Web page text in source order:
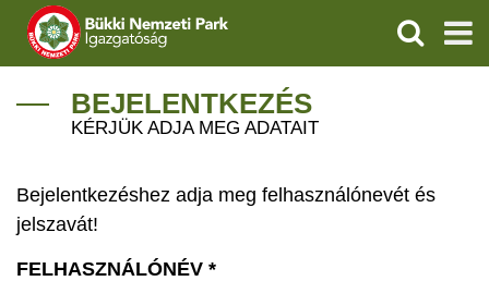
IGAZGATÓSÁG
VÍZVÉDELEM
ÖKOTURIZMUS
KERESÉS
BEJELENTKEZÉS
KÉRJÜK ADJA MEG ADATAIT
Bejelentkezéshez adja meg felhasználónevét és
jelszavát!
FELHASZNÁLÓNÉV *